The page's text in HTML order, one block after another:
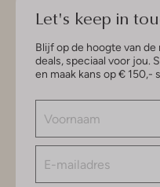
Let's keep in
Blijf op de hoogte van
deals, speciaal voor jou.
en maak kans op € 150,-